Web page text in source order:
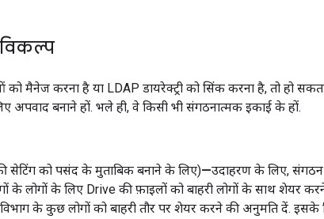
मैनेज करना है या LDAP डायरेक्ट्री को सिंक करना है, तो हो
अपवाद बनाने हों. भले ही, वे किसी भी संगठनात्मक इकाई के हों.
सेटिंग को पसंद के मुताबिक बनाने के लिए)—उदाहरण के लिए, संगठन
के लोगों के लिए Drive की फ़ाइलों को बाहरी लोगों के साथ शेयर
के कुछ लोगों को बाहरी तौर पर शेयर करने की अनुमति दें. इसके